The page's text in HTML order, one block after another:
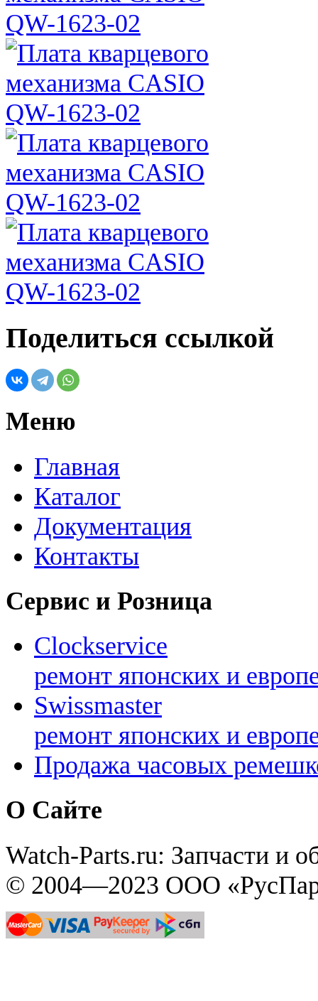
Поделиться ссылкой
Меню
Главная
Каталог
Документация
Контакты
Сервис и Розница
Clockservice
ремонт японских и
Swissmaster
ремонт японских и
Продажа часовых
О Сайте
Watch-Parts.ru: Запчасти и
© 2004—2023 ООО